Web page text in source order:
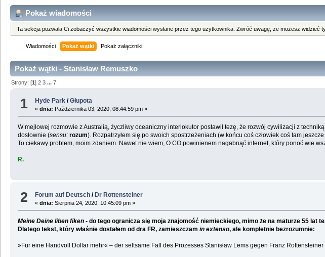
Pokaż wiadomości
Ta sekcja pozwala Ci zobaczyć wszystkie wiadomości wysłane przez tego użytkownika. Zwróć uwagę, że możesz widzieć
Wiadomości Pokaż wątki Pokaż załączniki
Pokaż wątki - Stanisław Remuszko
Strony: [1]2 3 ...7
1 Hyde Park /Głupota
«dnia: Października 03, 2020, 08:44:59 pm »
W mejlowej rozmowie z Australią, życzliwy oceaniczny interlokutor postawił tezę, że rozwój cywilizacji z
dosłownie (sensu: rozum). Rozpatrzyłem się po swoich spostrzeżeniach (w końcu coś człowiek coś tam
To ciekawy problem, moim zdaniem. Nawet nie wiem, O CO powinienem nagabnąć internet, który ponoć wie
R.
2 Forum auf Deutsch /Dr Rottensteiner
«dnia: Sierpnia 24, 2020, 10:45:09 pm »
Meine Deine liben fiken - do tego ogranicza się moja znajomość niemieckiego, mimo że na maturze 55 lat
Dlatego tekst, który właśnie dostałem od dra FR, zamieszczam in extenso, ale kompletnie bezrozumnie:
»Für eine Handvoll Dollar mehr« – der seltsame Fall des Prozesses Stanisław Lems gegen Franz